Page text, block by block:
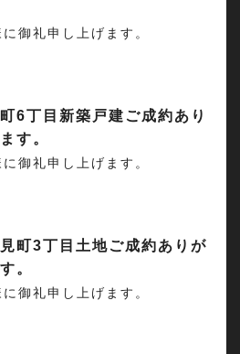
御礼申し上げます。
6丁目新築戸建ご成約あり
す。
御礼申し上げます。
町3丁目土地ご成約ありが
。
御礼申し上げます。